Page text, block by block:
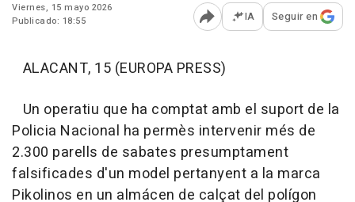
Viernes, 15 mayo 2026
Publicado: 18:55
Abrir opciones para
IA Seguir en
ALACANT, 15 (EUROPA PRESS)
Un operatiu que ha comptat amb el suport de la
Policia Nacional ha permès intervenir més de
2.300 parells de sabates presumptament
falsificades d'un model pertanyent a la marca
Pikolinos en un almácen de calçat del polígon